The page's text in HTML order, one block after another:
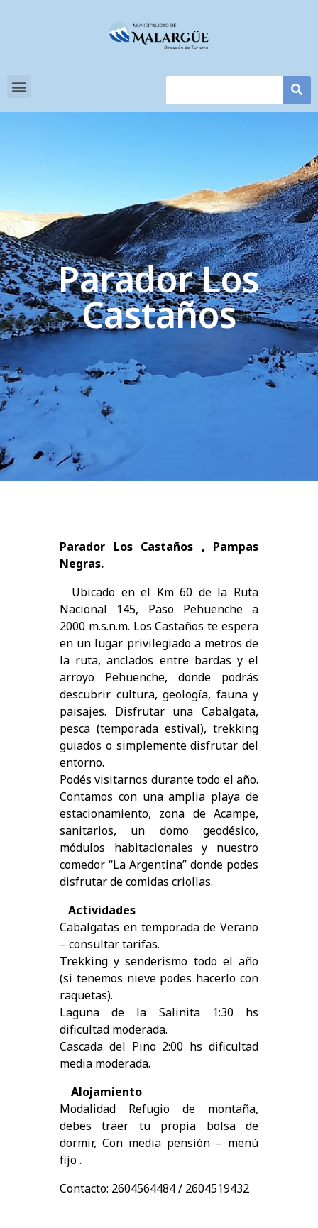
Parador Los
Castaños
Parador Los Castaños , Pampas
Negras.
Ubicado en el Km 60 de la Ruta
Nacional 145, Paso Pehuenche a
2000 m.s.n.m. Los Castaños te espera
en un lugar privilegiado a metros de
la ruta, anclados entre bardas y el
arroyo Pehuenche, donde podrás
descubrir cultura, geología, fauna y
paisajes. Disfrutar una Cabalgata,
pesca (temporada estival), trekking
guiados o simplemente disfrutar del
entorno.
Podés visitarnos durante todo el año.
Contamos con una amplia playa de
estacionamiento, zona de Acampe,
sanitarios, un domo geodésico,
módulos habitacionales y nuestro
comedor “La Argentina” donde podes
disfrutar de comidas criollas.
Actividades
Cabalgatas en temporada de Verano
– consultar tarifas.
Trekking y senderismo todo el año
(si tenemos nieve podes hacerlo con
raquetas).
Laguna de la Salinita 1:30 hs
dificultad moderada.
Cascada del Pino 2:00 hs dificultad
media moderada.
Alojamiento
Modalidad Refugio de montaña,
debes traer tu propia bolsa de
dormir, Con media pensión – menú
fijo .
Contacto: 2604564484 / 2604519432